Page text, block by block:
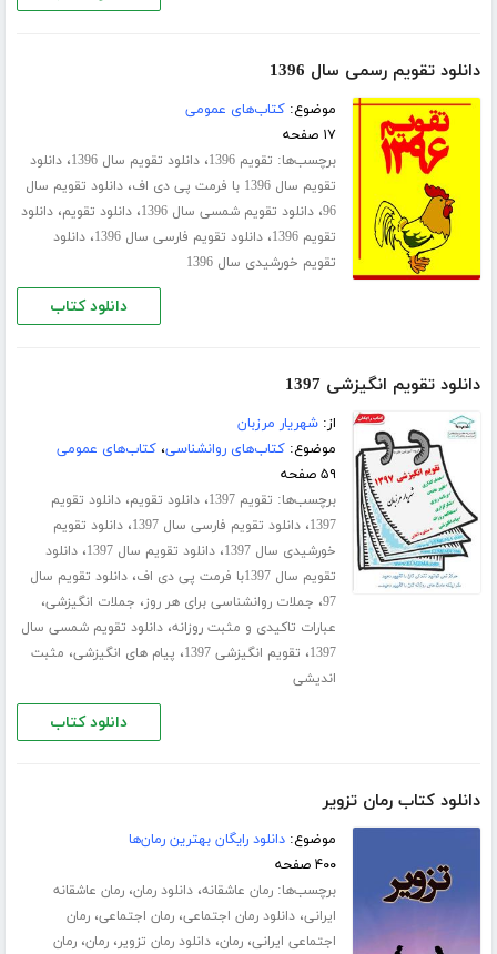
دانلود تقویم رسمی سال 1396
موضوع:کتاب‌های عمومی
۱۷ صفحه
برچسب‌ها: تقویم 1396 ،دانلود تقویم سال 1396 ،دانلود
تقویم سال 1396 با فرمت پی دی اف
،دانلود تقویم سال
96،دانلود تقویم شمسی سال 1396 ،دانلود تقویم،دانلود
تقویم 1396
،دانلود تقویم فارسی سال 1396 ،دانلود
تقویم خورشیدی سال 1396
دانلود کتاب
دانلود تقویم انگیزشی 1397
از:شهریار مرزبان
موضوع:کتاب‌های روانشناسی،کتاب‌های عمومی
۵۹ صفحه
برچسب‌ها: تقویم 1397 ،دانلود تقویم،دانلود تقویم
1397،دانلود تقویم فارسی سال 1397 ،دانلود تقویم
خورشیدی سال 1397
،دانلود تقویم سال 1397 ،دانلود
تقویم سال 1397با فرمت پی دی اف
،دانلود تقویم سال
97، جملات روانشناسی برای هر روز، جملات انگیزشی،
عبارات تاکیدی و مثبت روزانه،دانلود تقویم شمسی سال
1397، تقویم انگیزشی 1397 ، پیام های انگیزشی، مثبت
اندیشی
دانلود کتاب
دانلود کتاب رمان تزویر
موضوع:دانلود رایگان بهترین رمان‌ها
۴۰۰ صفحه
برچسب‌ها:رمان عاشقانه،دانلود رمان،رمان عاشقانه
ایرانی،دانلود رمان اجتماعی،رمان اجتماعی،رمان
اجتماعی ایرانی،رمان،دانلود رمان تزویر،رمان،رمان